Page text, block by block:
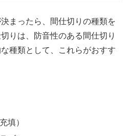
まったら、間仕切りの種類を
りは、防音性のある間仕切り
種類として、これらがおすす
填）